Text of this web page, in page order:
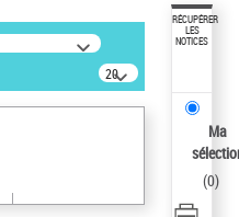
20
résultats/page
RÉCUPÉRER
LES
NOTICES
Ma
(0)